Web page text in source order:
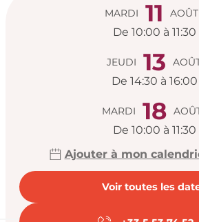
MARDI 11 AOÛT
De 10:00 à 11:30
JEUDI 13
De 14:30 à 16:00
MARDI 18
De 10:00 à 11:30
Ajouter à mon
Voir toutes les